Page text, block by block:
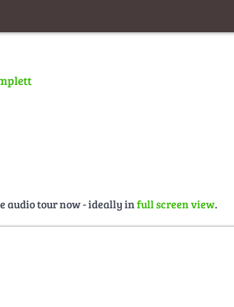
audio tour now - ideally infull screen view.